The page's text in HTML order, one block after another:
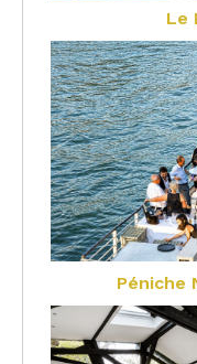
Le
Péniche